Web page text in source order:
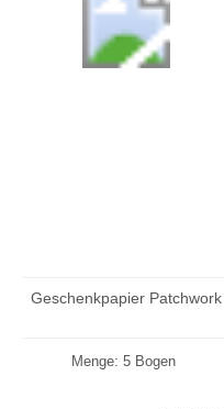
Geschenkpapier Patchwork
Menge: 5 Bogen